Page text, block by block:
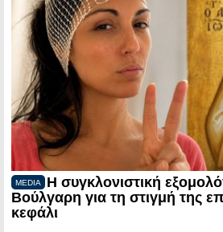
MEDIA
Η συγκλονιστική
Βούλγαρη για τη στιγμή της
κεφάλι